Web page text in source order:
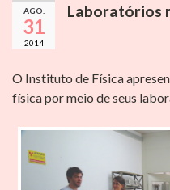
AGO.
31
2014
Laboratórios
O Instituto de Física
física por meio de seus